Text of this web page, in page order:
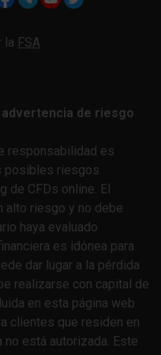
la FSA
de riesgo
responsabilidad es
posibles riesgos
de CFDs online. El
alto riesgo y no debe
haya evaluado
es idónea para
dar lugar a la pérdida
realizarse con capital de
en esta página web
clientes que residen en
está autorizada. Este